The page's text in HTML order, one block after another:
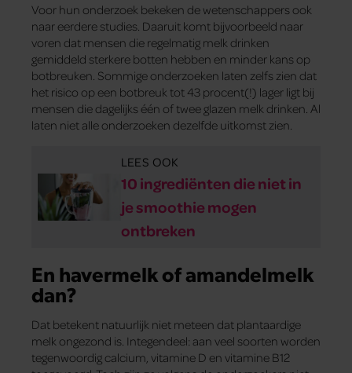
Voor hun onderzoek bekeken de wetenschappers ook
naar eerdere studies. Daaruit komt bijvoorbeeld naar
voren dat mensen die regelmatig melk drinken
gemiddeld sterkere botten hebben en minder kans op
botbreuken. Sommige onderzoeken laten zelfs zien dat
het risico op een botbreuk tot 43 procent(!) lager ligt bij
mensen die dagelijks één of twee glazen melk drinken. Al
laten niet alle onderzoeken dezelfde uitkomst zien.
LEES OOK
10 ingrediënten die niet in
je smoothie mogen
ontbreken
En havermelk of amandelmelk
dan?
Dat betekent natuurlijk niet meteen dat plantaardige
melk ongezond is. Integendeel: aan veel soorten worden
tegenwoordig calcium, vitamine D en vitamine B12